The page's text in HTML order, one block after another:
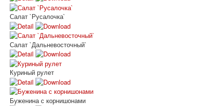
Салат `Русалочка`
Салат `Дальневосточный`
Куриный рулет
Буженина с корнишонами